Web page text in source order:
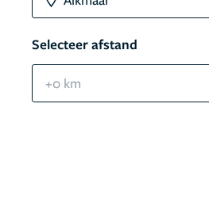
Selecteer afstand
+0 km